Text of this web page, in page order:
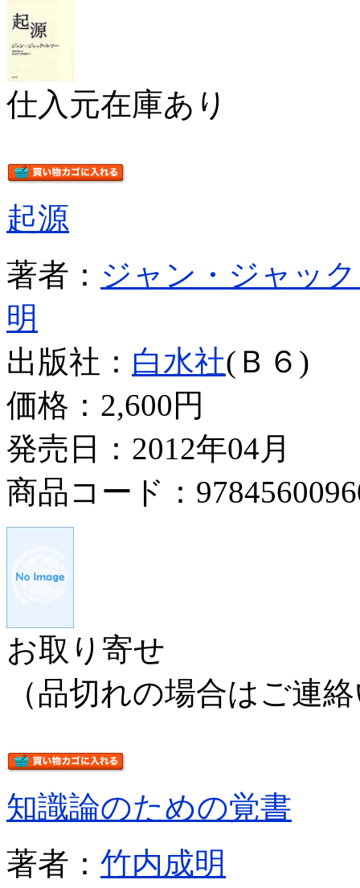
仕入元在庫あり
起源
著者： ジャン・ジャッ
明
出版社： 白水社(Ｂ６)
価格： 2,600円
発売日：2012年04月
商品コード：
お取り寄せ
（品切れの場合はご連
知識論のための覚書
著者： 竹内成明